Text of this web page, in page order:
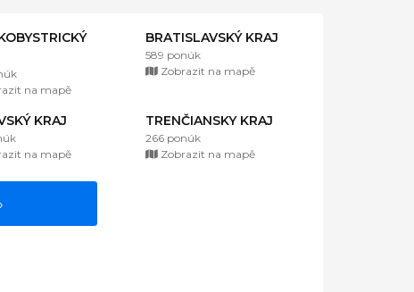
na mapě
BRATISLAVSKÝ KRAJ
589 ponúk
Zobrazit na mapě
KRAJ
na mapě
TRENČIANSKY KRAJ
266 ponúk
Zobrazit na mapě